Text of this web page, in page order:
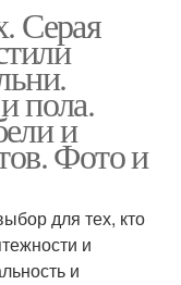
Серая
пола.
и
Фото и
для тех, кто
и
и